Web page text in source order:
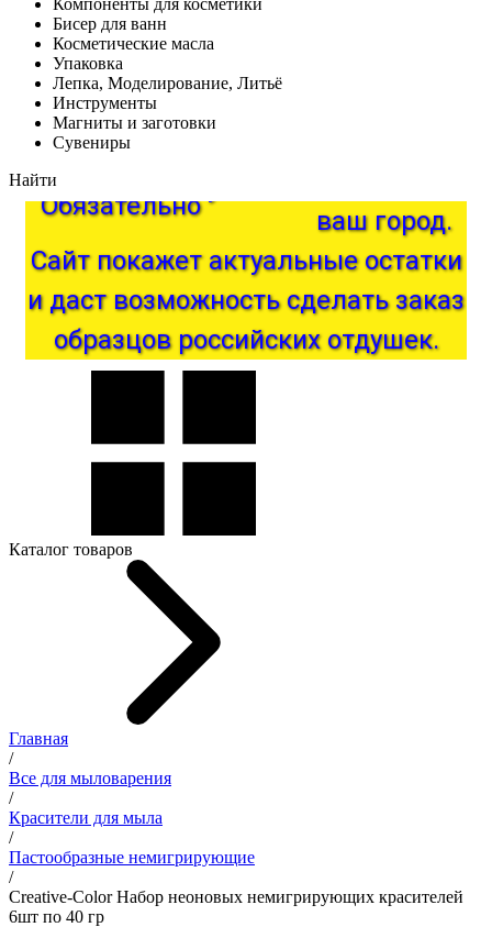
Компоненты для косметики
Бисер для ванн
Косметические масла
Упаковка
Лепка, Моделирование, Литьё
Инструменты
Магниты и заготовки
Сувениры
Найти
Обязательно ваш город.
Сайт
актуальные остатки
и даст возможность сделать заказ
образцов российских отдушек.
Каталог товаров
Главная
/
Все для мыловарения
/
Красители для мыла
/
Пастообразные немигрирующие
/
Creative-Color Набор неоновых немигрирующих красителей
6шт по 40 гр